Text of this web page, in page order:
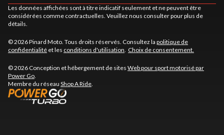
Les données affichées sont à titre indicatif seulement et ne peuvent être
considérées comme contractuelles. Veuillez nous consulter pour plus de
détails.
© 2026 Pinard Moto. Tous droits réservés. Consultez la politique de
confidentialité et les conditions d'utilisation Choix de consentement.
© 2026 Conception et hébergement de sites Web pour sport motorisé par
Power Go
Membre du réseau Shop A Ride